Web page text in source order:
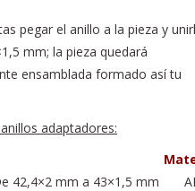
pegar el anillo a la pieza y
mm; la pieza quedará
ensamblada formado así tu
adaptadores:
42,4×2 mm a 43×1,5 mm